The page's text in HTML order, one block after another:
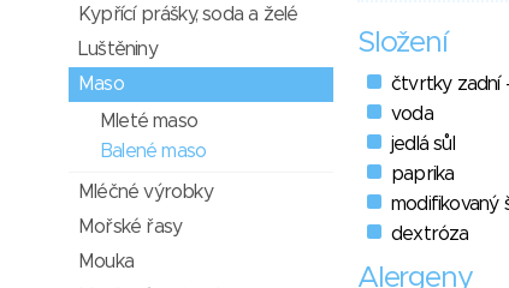
Složení
čtvrtky zadní
voda
jedlá sůl
paprika
modifikovaný
dextróza
Alergeny
Kypřící prášky, soda a želé
Luštěniny
Maso
Mleté maso
Balené maso
Mléčné výrobky
Mořské řasy
Mouka